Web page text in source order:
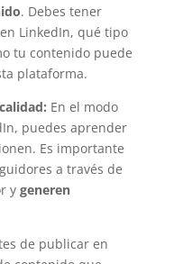
. Debes tener
LinkedIn, qué tipo
tu contenido puede
plataforma.
En el modo
puedes aprender
Es importante
a través de
y generen
de publicar en